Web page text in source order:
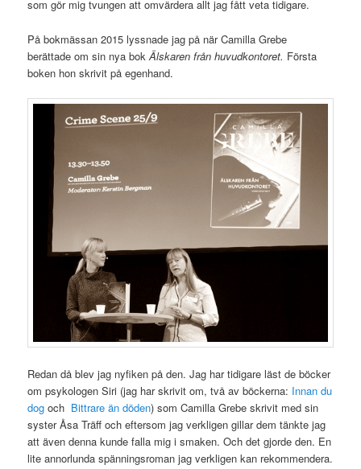
som gör mig tvungen att omvärdera allt jag fått veta tidigare.
På bokmässan 2015 lyssnade jag på när Camilla Grebe
berättade om sin nya bokÄlskaren från huvudkontoret. Första
boken hon skrivit på egenhand.
Redan då blev jag nyfiken på den. Jag har tidigare läst de böcker
om psykologen Siri (jag har skrivit om, två av böckerna: Innan du
dog och Bittrare än döden) som Camilla Grebe skrivit med sin
syster Åsa Träff och eftersom jag verkligen gillar dem tänkte jag
att även denna kunde falla mig i smaken. Och det gjorde den. En
lite annorlunda spänningsroman jag verkligen kan rekommendera.